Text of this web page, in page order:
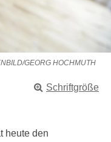
GEORG HOCHMUTH
Schriftgröße
heute den